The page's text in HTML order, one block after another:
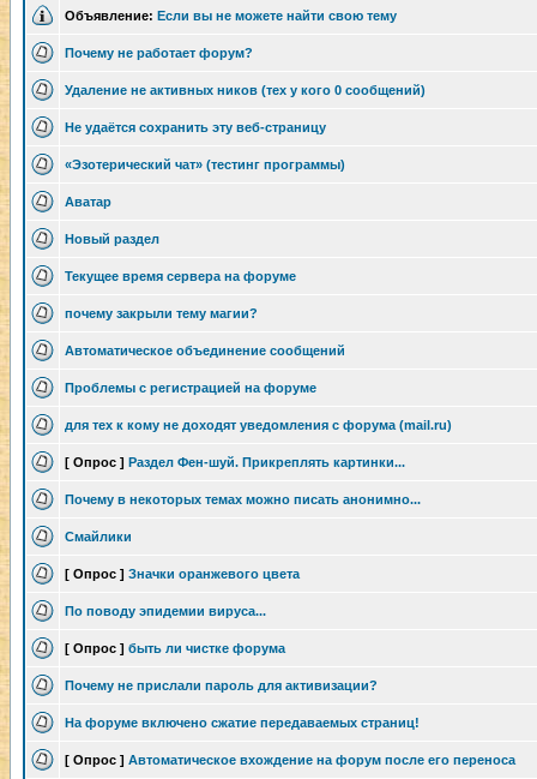
Объявление: Если вы не можете найти свою тему
Почему не работает форум?
Удаление не активных ников (тех у кого 0 сообщений)
Не удаётся сохранить эту веб-страницу
«Эзотерический чат» (тестинг программы)
Аватар
Новый раздел
Текущее время сервера на форуме
почему закрыли тему магии?
Автоматическое объединение сообщений
Проблемы с регистрацией на форуме
для тех к кому не доходят уведомления с форума (mail.ru)
[ Опрос ] Раздел Фен-шуй. Прикреплять картинки...
Почему в некоторых темах можно писать анонимно...
Смайлики
[ Опрос ] Значки оранжевого цвета
По поводу эпидемии вируса...
[ Опрос ] быть ли чистке форума
Почему не прислали пароль для активизации?
На форуме включено сжатие передаваемых страниц!
[ Опрос ] Автоматическое вхождение на форум после его переноса